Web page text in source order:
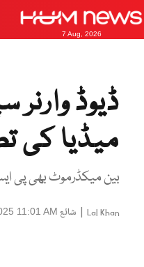
7 Aug, 2026
ڈیوڈ
میڈیا کی
بین میکڈرموٹ بھی پی
Lal Khan
| شائع 11:01 AM